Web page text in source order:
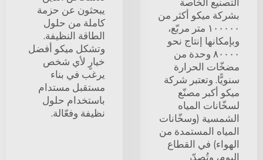
بشركة ميكو أكثر من
١٠٠٠٠٠ متر مربّع،
وبإمكانها إنتاج نحو
٨٠٠٠٠ وحدة من
مضخّات الحرارة
سنويًّا. وتعتبر شركة
ميكو أكبر مصنّع
لسخّانات المياه
الشمسية (وسخّانات
المياه المستمدة من
الهواء) في القطاع
يبحثون عن حزمة
كاملة من حلول
الطاقة النظيفة.
وتشكل ميكو أفضل
خيارٍ لأي شخص
يرغب في بناء
مستقبل مستدام
باستخدام حلول
نظيفة وفعّالة.